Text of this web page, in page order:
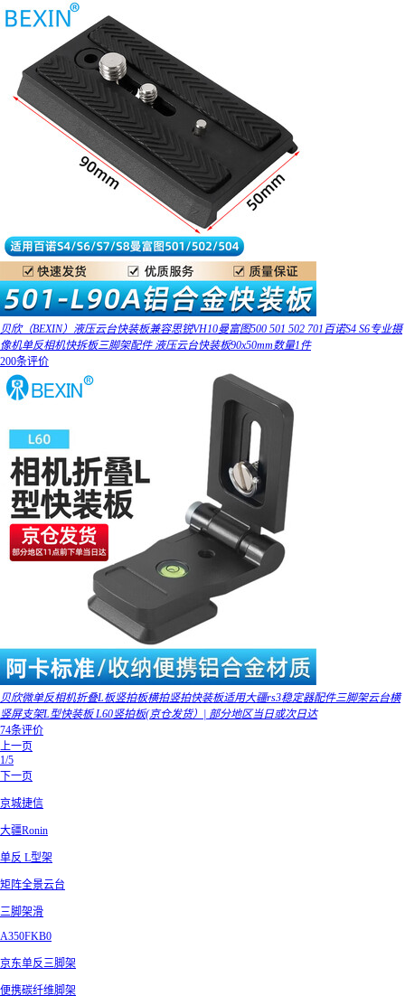
贝欣（BEXIN）液压云台快装板兼容思锐VH10曼富图500 501 502 701百诺S4 S6专业摄
像机单反相机快拆板三脚架配件 液压云台快装板90x50mm数量1件
200条评价
贝欣微单反相机折叠L板竖拍板横拍竖拍快装板适用大疆rs3稳定器配件三脚架云台横
竖屏支架L型快装板 L60竖拍板(京仓发货）| 部分地区当日或次日达
74条评价
上一页
1/5
下一页
京城捷信
大疆Ronin
单反 L型架
矩阵全景云台
三脚架滑
A350FKB0
京东单反三脚架
便携碳纤维脚架